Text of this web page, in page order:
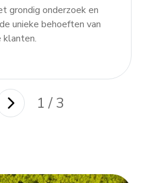
grondig onderzoek en
unieke behoeften van
klanten.
1 / 3